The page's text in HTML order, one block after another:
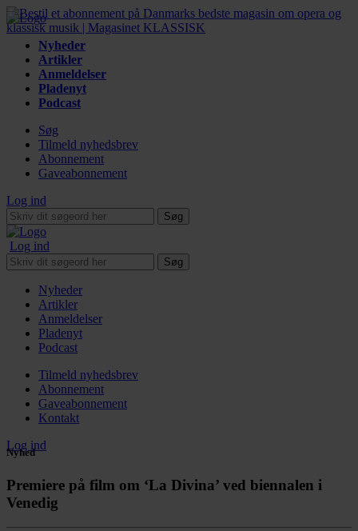
Nyheder
Artikler
Anmeldelser
Pladenyt
Podcast
Søg
Tilmeld nyhedsbrev
Abonnement
Gaveabonnement
Log ind
Søg
Log ind
Søg
Nyheder
Artikler
Anmeldelser
Pladenyt
Podcast
Tilmeld nyhedsbrev
Abonnement
Gaveabonnement
Kontakt
Log ind
Nyhed
Premiere på film om ‘La Divina’ ved biennalen i
Venedig